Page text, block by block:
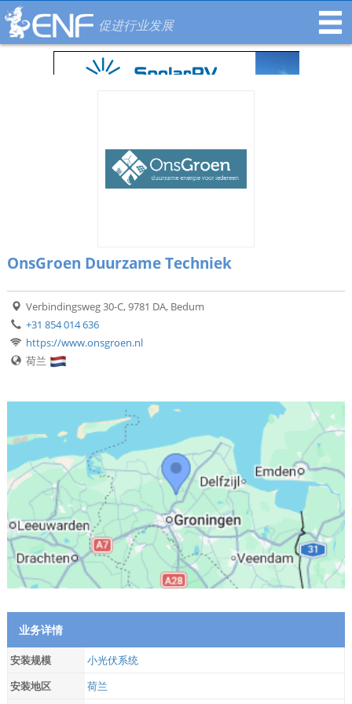
促进行业发展
OnsGroen Duurzame Techniek
Verbindingsweg 30-C, 9781 DA, Bedum
+31 854 014 636
https://www.onsgroen.nl
荷兰
业务详情
安装规模
小光伏系统
安装地区
荷兰